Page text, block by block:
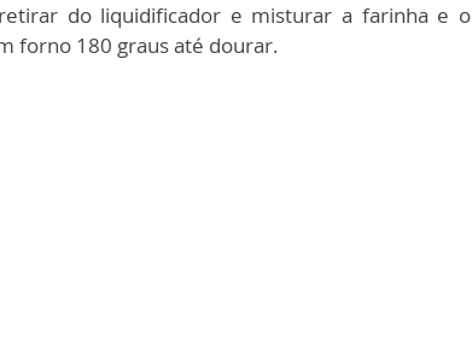
do liquidificador e misturar a farinha e o
forno 180 graus até dourar.